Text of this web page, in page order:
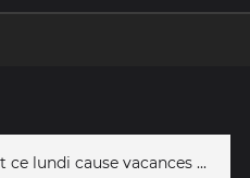
lundi cause vacances ...